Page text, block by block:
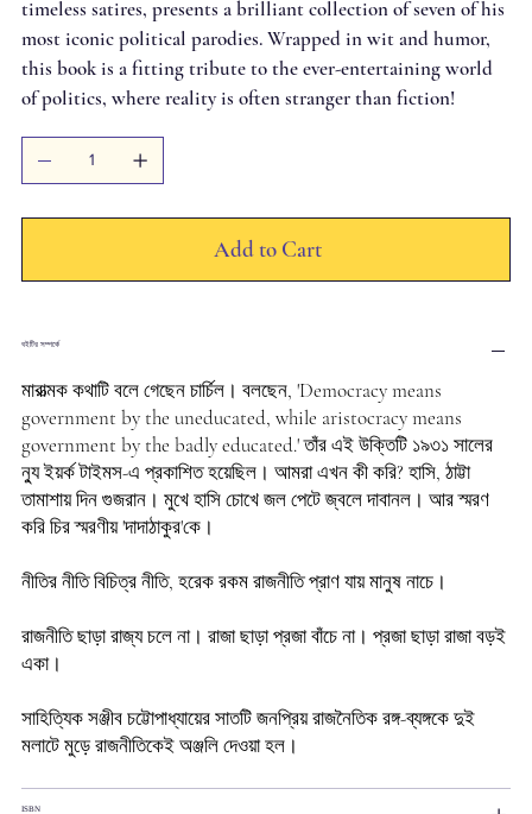
timeless satires, presents a brilliant collection of seven of his
most iconic political parodies. Wrapped in wit and humor,
this book is a fitting tribute to the ever-entertaining world
of politics, where reality is often stranger than fiction!
Add to Cart
বইটির সম্পর্কে
মারাত্মক কথাটি বলে গেছেন চার্চিল। বলছেন, 'Democracy means
government by the uneducated, while aristocracy means
government by the badly educated.' তাঁর এই উক্তিটি ১৯৩১ সালের
ন্যু ইয়র্ক টাইমস-এ প্রকাশিত হয়েছিল। আমরা এখন কী করি? হাসি, ঠাট্টা
তামাশায় দিন গুজরান। মুখে হাসি চোখে জল পেটে জ্বলে দাবানল। আর স্মরণ
করি চির স্মরণীয় 'দাদাঠাকুর'কে।
নীতির নীতি বিচিত্র নীতি, হরেক রকম রাজনীতি প্রাণ যায় মানুষ নাচে।
রাজনীতি ছাড়া রাজ্য চলে না। রাজা ছাড়া প্রজা বাঁচে না। প্রজা ছাড়া রাজা বড়ই
একা।
সাহিত্যিক সঞ্জীব চট্টোপাধ্যায়ের সাতটি জনপ্রিয় রাজনৈতিক রঙ্গ-ব্যঙ্গকে দুই
মলাটে মুড়ে রাজনীতিকেই অঞ্জলি দেওয়া হল।
ISBN